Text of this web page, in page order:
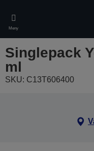
main
content
Meny
Singlepack
ml
SKU: C13T606400